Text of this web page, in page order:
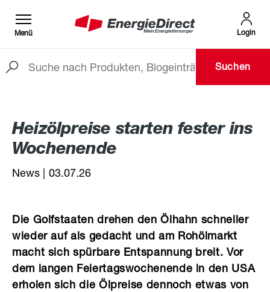
Menü
Suchen
Login
Heizölpreise starten fester ins
Wochenende
News | 03.07.26
Die Golfstaaten drehen den Ölhahn schneller
wieder auf als gedacht und am Rohölmarkt
macht sich spürbare Entspannung breit. Vor
dem langen Feiertagswochenende in den USA
erholen sich die Ölpreise dennoch etwas von